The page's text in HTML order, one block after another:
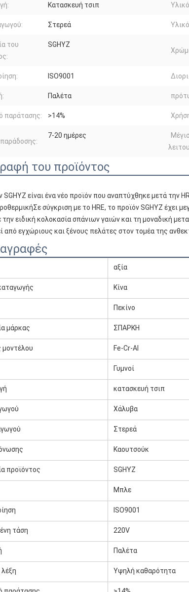
Κατασκευή τσιπ
Στερεά
του
SGHYZ
ISO9001
Παλέτα
παράτασης: >14%
7-20 ημέρες
του προϊόντος
SGHYZ είναι ένα νέο προϊόν που αναπτύχθηκε μετά την
Σε σύγκριση με το HRE, το προϊόν SGHYZ έχει
ειδική κολοκασία σπάνιων γαιών και τη μοναδική
από εγχώριους και ξένους πελάτες στον τομέα της
αξία
Κίνα
Πεκίνο
μάρκας ΣΠΑΡΚΗ
μοντέλου Fe-Cr-Al
Γυμνοί
κατασκευή τσιπ
Χάλυβα
Στερεά
Καουτσούκ
προϊόντος SGHYZ
Μπλε
ISO9001
τάση 220V
Παλέτα
λέξη Υψηλή καθαρότητα